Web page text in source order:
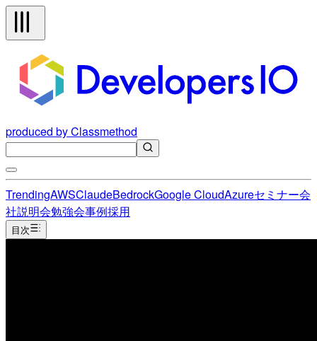
produced by Classmethod
TrendingAWSClaudeBedrockGoogle CloudAzureセミナー会
社説明会勉強会事例採用
目次